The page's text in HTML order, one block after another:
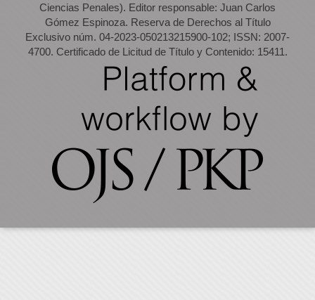
Ciencias Penales). Editor responsable: Juan Carlos
Gómez Espinoza. Reserva de Derechos al Título
Exclusivo núm. 04-2023-050213215900-102; ISSN: 2007-
4700. Certificado de Licitud de Título y Contenido: 15411.